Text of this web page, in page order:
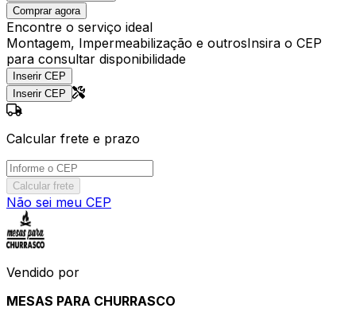
Comprar agora
Encontre o serviço ideal
Montagem, Impermeabilização e outrosInsira o CEP
para consultar disponibilidade
Inserir CEP
Inserir CEP
Calcular frete e prazo
Calcular frete
Não sei meu CEP
Vendido por
MESAS PARA CHURRASCO